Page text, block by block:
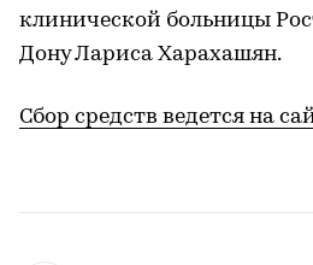
клинической больницы
Дону Лариса Харахашян.
Сбор средств ведется на